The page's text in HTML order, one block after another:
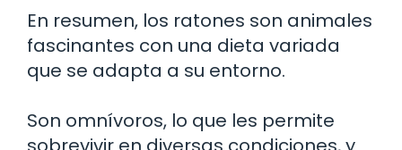
En resumen, los ratones son animales
fascinantes con una dieta variada
que se adapta a su entorno.
Son omnívoros, lo que les permite